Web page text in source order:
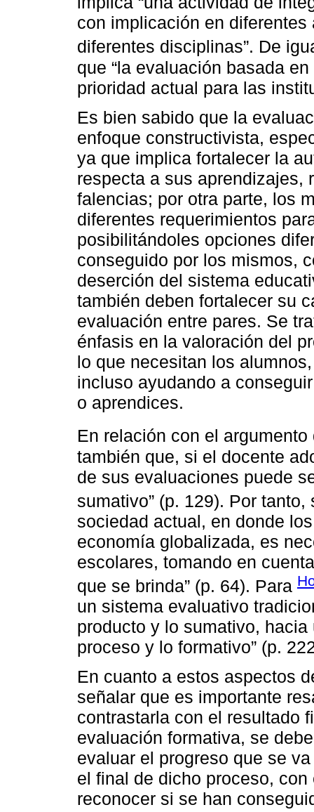
con implicación en
diferentes disciplinas”. De
que “la evaluación basada
prioridad actual para las
Es bien sabido que la
enfoque constructivista,
ya que implica fortalecer la
respecta a sus aprendizajes,
falencias; por otra parte, los
diferentes requerimientos
posibilitándoles opciones
conseguido por los mismos,
deserción del sistema
también deben fortalecer su
evaluación entre pares. Se
énfasis en la valoración del
lo que necesitan los
incluso ayudando a
o aprendices.
En relación con el
también que, si el docente
de sus evaluaciones puede
sumativo” (p. 129). Por
sociedad actual, en donde
economía globalizada, es
escolares, tomando en
que se brinda” (p. 64). Para
un sistema evaluativo
producto y lo sumativo,
proceso y lo formativo” (p.
En cuanto a estos aspectos
señalar que es importante
contrastarla con el resultado
evaluación formativa, se
evaluar el progreso que se
el final de dicho proceso,
reconocer si se han